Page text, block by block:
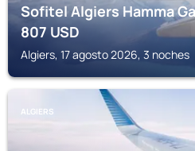
Sofitel Algiers Hamma
807USD
Algiers, 17 agosto 2026, 3 noches
ALGIERS